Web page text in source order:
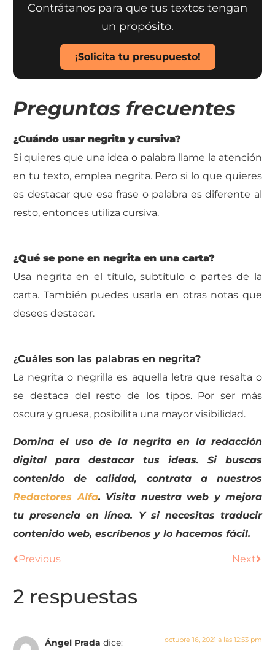
Contrátanos para que tus textos tengan
un propósito.
¡Solicita tu presupuesto!
Preguntas frecuentes
¿Cuándo usar negrita y cursiva?
Si quieres que una idea o palabra llame la atención
en tu texto, emplea negrita. Pero si lo que quieres
es destacar que esa frase o palabra es diferente al
resto, entonces utiliza cursiva.
¿Qué se pone en negrita en una carta?
Usa negrita en el título, subtítulo o partes de la
carta. También puedes usarla en otras notas que
desees destacar.
¿Cuáles son las palabras en negrita?
La negrita o negrilla es aquella letra que resalta o
se destaca del resto de los tipos. Por ser más
oscura y gruesa, posibilita una mayor visibilidad.
Domina el uso de la negrita en la redacción
digital para destacar tus ideas. Si buscas
contenido de calidad, contrata a nuestros
Redactores Alfa. Visita nuestra web y mejora
tu presencia en línea. Y si necesitas traducir
contenido web, escríbenos y lo hacemos fácil.
Previous Next
2 respuestas
Ángel Prada dice: octubre 16, 2021 a las 12:53 pm